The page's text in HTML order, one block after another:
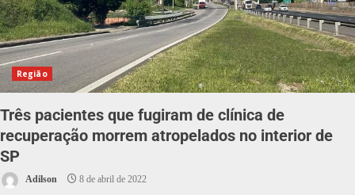
Região
Três pacientes que fugiram de clínica de
recuperação morrem atropelados no interior de
SP
Adilson 8 de abril de 2022